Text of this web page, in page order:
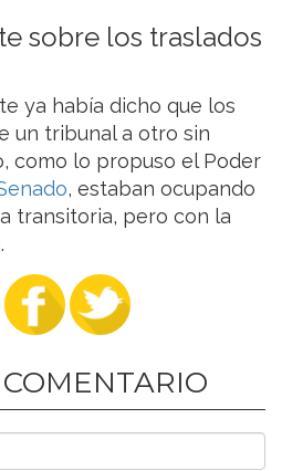
sobre los traslados
ya había dicho que los
un tribunal a otro sin
como lo propuso el Poder
, estaban ocupando
transitoria, pero con la